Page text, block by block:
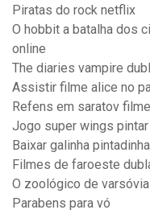
Piratas do rock netflix
O hobbit a batalha dos
online
The diaries vampire
Assistir filme alice no
Refens em saratov
Jogo super wings pintar
Baixar galinha
Filmes de faroeste
O zoológico de
Parabens para vó